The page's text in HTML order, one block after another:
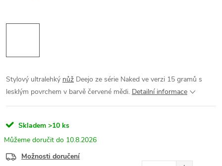
Stylový ultralehký nůž Deejo ze série Naked ve verzi 15 gramů s
lesklým povrchem v barvě červené mědi. Detailní informace
Skladem >10 ks
10.8.2026
Možnosti doručení